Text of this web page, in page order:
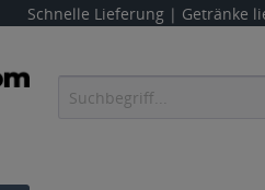
Schnelle Lieferung | Getränke